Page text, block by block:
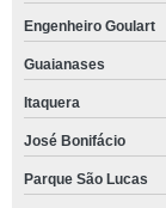
Engenheiro Goulart
Guaianases
Itaquera
José Bonifácio
Parque São Lucas